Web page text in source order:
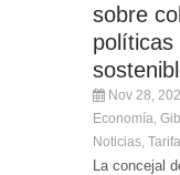
sobre
políticas
Nov 28,
Economía
Noticias Tarifa
La concejal